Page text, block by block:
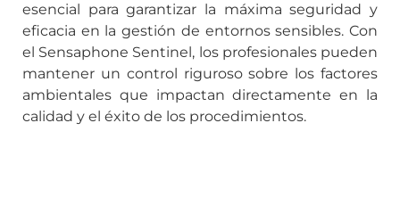
esencial para garantizar la máxima seguridad y
eficacia en la gestión de entornos sensibles. Con
el Sensaphone Sentinel, los profesionales pueden
mantener un control riguroso sobre los factores
ambientales que impactan directamente en la
calidad y el éxito de los procedimientos.